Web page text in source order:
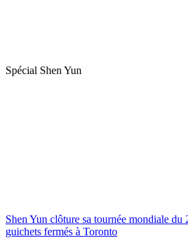
Spécial Shen Yun
Shen Yun clôture sa tournée mondiale du
guichets fermés à Toronto